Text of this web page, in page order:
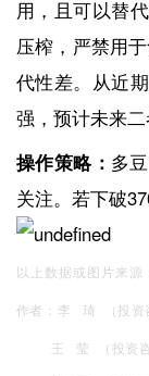
用，且可以替
压榨，严禁用
代性差。从近
强，预计未来
操作策略： 多
关注。若下破
以上数据或图片来源
作者：李 琦 （投资
王 莹 （投资咨